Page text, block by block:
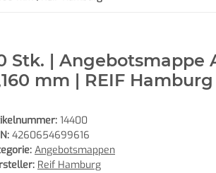
Stk. | Angebotsmappe
mm | REIF Hamburg
14400
4260654699616
Angebotsmappen
Reif Hamburg